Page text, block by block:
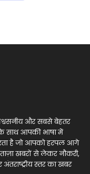
और सबसे बेहतर
साथ आपकी भाषा में
है जो आपको हरपल आगे
खबरों से लेकर नौकरी,
अंतराष्ट्रीय स्तर का खबर